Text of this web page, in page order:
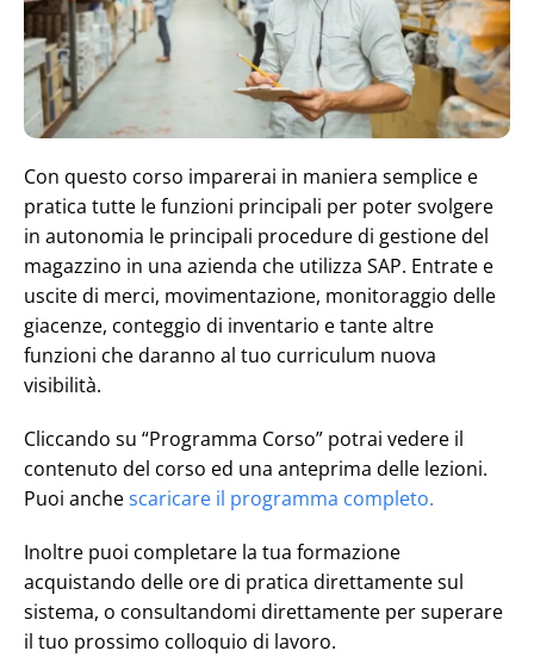
Con questo corso imparerai in maniera semplice e
pratica tutte le funzioni principali per poter svolgere
in autonomia le principali procedure di gestione del
magazzino in una azienda che utilizza SAP. Entrate e
uscite di merci, movimentazione, monitoraggio delle
giacenze, conteggio di inventario e tante altre
funzioni che daranno al tuo curriculum nuova
visibilità.
Cliccando su “Programma Corso” potrai vedere il
contenuto del corso ed una anteprima delle lezioni.
Puoi anchescaricare il programma completo.
Inoltre puoi completare la tua formazione
acquistando delle ore di pratica direttamente sul
sistema, o consultandomi direttamente per superare
il tuo prossimo colloquio di lavoro.